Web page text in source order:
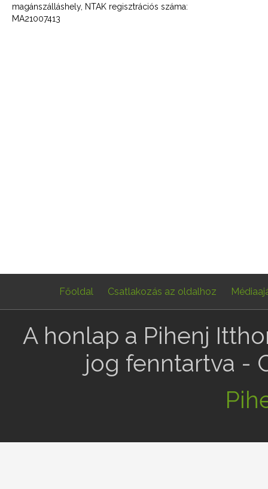
magánszálláshely, NTAK regisztrációs száma:
MA21007413
Főoldal Csatlakozás az oldalhoz
A honlap a Pihenj
jog fenntartva -